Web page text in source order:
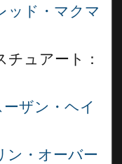
ッド・マクマ
ュアート：
ーザン・ヘイ
ン・オーバー